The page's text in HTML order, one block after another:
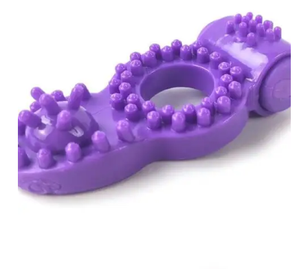
AÑADIR AL
CARRITO